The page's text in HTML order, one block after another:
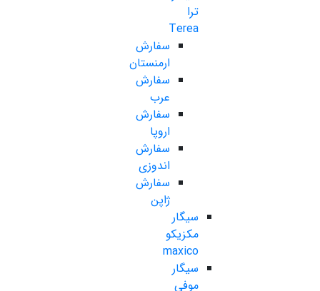
ترا
Terea
سفارش
ارمنستان
سفارش
عرب
سفارش
اروپا
سفارش
اندوزی
سفارش
ژاپن
سیگار
مکزیکو
maxico
سیگار
موفی